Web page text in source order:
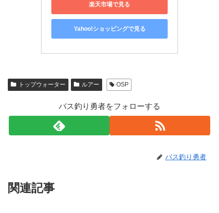
楽天市場で見る
Yahoo!ショッピングで見る
トップウォーター ルアー OSP
バス釣り勇者をフォローする
バス釣り勇者
関連記事